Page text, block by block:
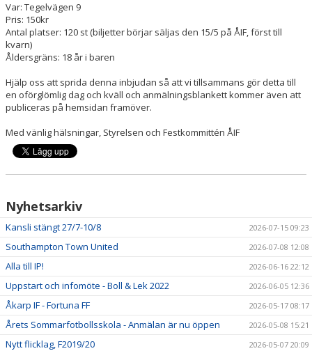
Var: Tegelvägen 9
Pris: 150kr
Antal platser: 120 st (biljetter börjar säljas den 15/5 på ÅIF, först till
kvarn)
Åldersgräns: 18 år i baren
Hjälp oss att sprida denna inbjudan så att vi tillsammans gör detta till
en oförglömlig dag och kväll och anmälningsblankett kommer även att
publiceras på hemsidan framöver.
Med vänlig hälsningar, Styrelsen och Festkommittén ÅIF
Nyhetsarkiv
Kansli stängt 27/7-10/8 2026-07-15 09:23
Southampton Town United 2026-07-08 12:08
Alla till IP! 2026-06-16 22:12
Uppstart och infomöte - Boll & Lek 2022 2026-06-05 12:36
Åkarp IF - Fortuna FF 2026-05-17 08:17
Årets Sommarfotbollsskola - Anmälan är nu öppen 2026-05-08 15:21
Nytt flicklag, F2019/20 2026-05-07 20:09